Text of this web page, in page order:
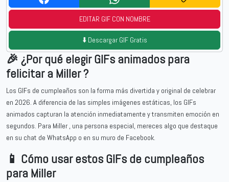
EDITAR GIF CON NOMBRE
⬇️ Descargar GIF Gratis
🎉 ¿Por qué elegir GIFs animados para
felicitar a Miller ?
Los GIFs de cumpleaños son la forma más divertida y original de celebrar
en 2026. A diferencia de las simples imágenes estáticas, los GIFs
animados capturan la atención inmediatamente y transmiten emoción en
segundos. Para Miller , una persona especial, mereces algo que destaque
en su chat de WhatsApp o en su muro de Facebook.
📱 Cómo usar estos GIFs de cumpleaños
para Miller